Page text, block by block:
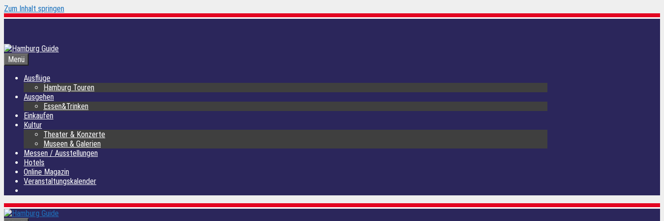
Zum Inhalt springen
Menü
Ausflüge
Hamburg Touren
Ausgehen
Essen&Trinken
Einkaufen
Kultur
Theater & Konzerte
Museen & Galerien
Messen / Ausstellungen
Hotels
Online Magazin
Veranstaltungskalender